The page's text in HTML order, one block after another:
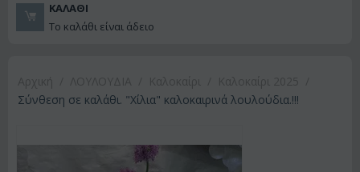
ΚΑΛΆΘΙ
Το καλάθι είναι άδειο
Σύνθεση σε καλάθι. "Χίλια" καλοκαιρινά λουλούδια.!!!